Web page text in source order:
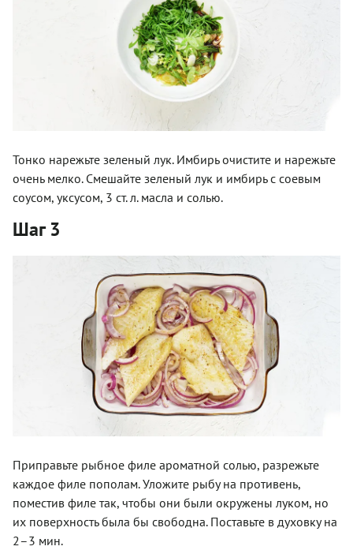
Тонко нарежьте зеленый лук. Имбирь очистите и нарежьте
очень мелко. Смешайте зеленый лук и имбирь с соевым
соусом, уксусом, 3 ст. л. масла и солью.
Шаг 3
Приправьте рыбное филе ароматной солью, разрежьте
каждое филе пополам. Уложите рыбу на противень,
поместив филе так, чтобы они были окружены луком, но
их поверхность была бы свободна. Поставьте в духовку на
2–3 мин.